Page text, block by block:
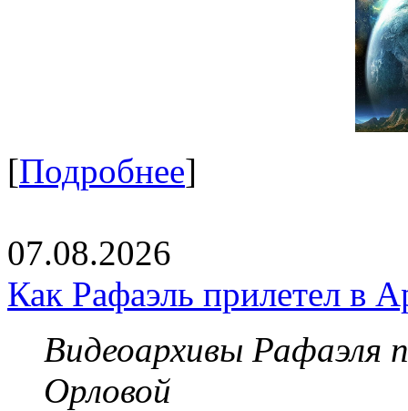
[Подробнее]
07.08.2026
Как Рафаэль прилетел в
Видеоархивы Рафаэля
Орловой